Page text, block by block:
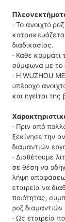
· Το ανοιχτό
διαδικασίας.
· Κάθε κομμάτι
σύμφωνα με το
· Η WUZHOU
υπέροχο
και ηγείται
· Πριν από
ξεκίνησε την
διαμαντιών
· Διαθέτουμε
σε θέση να
λήψη
εταιρεία να
ποιότητας,
ροζ διαμαντιών
· Ως εταιρεία